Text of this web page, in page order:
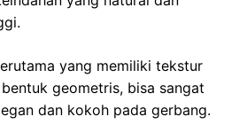
yang memiliki tekstur
geometris, bisa sangat
dan kokoh pada gerbang.